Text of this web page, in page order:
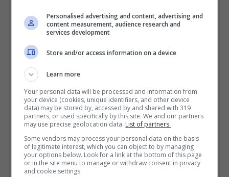
una delle sue canzoni più famose.
Non solo cantante, ma anche attore, e pure
regista. Il Molleggiato ha diretto i film “Super
rapina a Milano”, “Yuppi Du” e “Geppo il
folle”. E ancora, Adriano come scrittore. Il
marito della Mori, infatti, ha pubblicato molti
libri tra i quali “Il paradiso è un cavallo bianco
che non suda mai”, “Il re degli ignoranti”,
Personalised advertising and content, advertising and
content measurement, audience research and
services development
Store and/or access information on a device
Learn more
Your personal data will be processed and information from
your device (cookies, unique identifiers, and other device
data) may be stored by, accessed by and shared with 319
partners, or used specifically by this site. We and our partners
may use precise geolocation data. List of partners.
Some vendors may process your personal data on the basis
of legitimate interest, which you can object to by managing
your options below. Look for a link at the bottom of this page
or in the site menu to manage or withdraw consent in privacy
and cookie settings.